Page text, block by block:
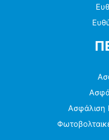
Ασφάλιση